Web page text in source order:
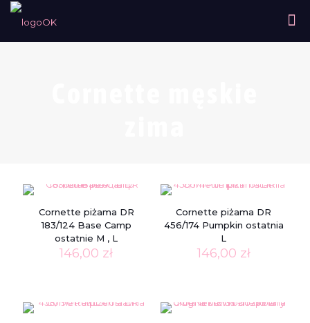
Cornette piżama DR
183/124 Base Camp
ostatnie M , L
146,00 zł
Cornette piżama DR
456/174 Pumpkin ostatnia
L
146,00 zł